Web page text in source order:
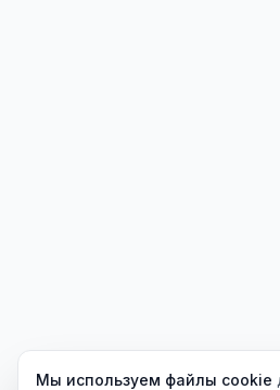
Мы используем файлы cookie